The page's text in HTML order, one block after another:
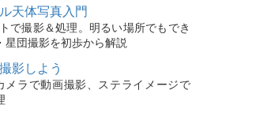
天体写真入門
で撮影＆処理。明るい場所でもでき
星団撮影を初歩から解説
影しよう
メラで動画撮影、ステライメージで